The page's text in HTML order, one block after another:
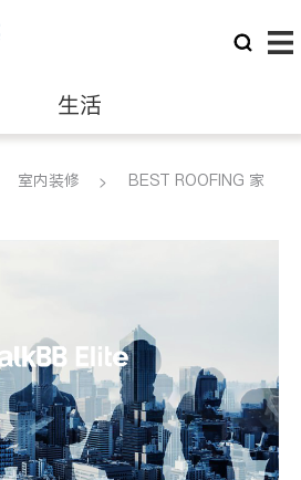
生活
律师
室内装修
BEST ROOFING 家